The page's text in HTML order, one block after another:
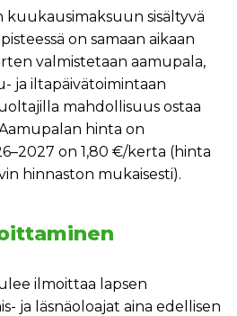
kuukausimaksuun sisältyvä
on samaan aikaan
valmistetaan aamupala,
ja iltapäivätoimintaan
mahdollisuus ostaa
hinta on
on 1,80 €/kerta (hinta
hinnaston mukaisesti).
ilmoittaa lapsen
ja läsnäoloajat aina edellisen